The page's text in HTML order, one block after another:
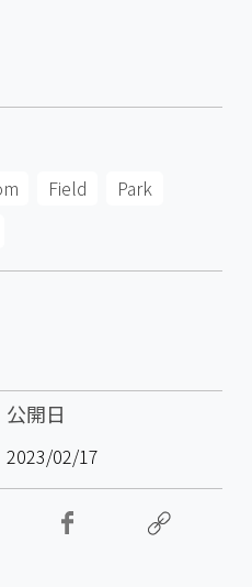
Field
Park
公開日
2023/02/17